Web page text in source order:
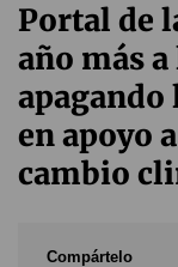
Portal de
año más
apagando
en apoyo
cambio
Compártelo